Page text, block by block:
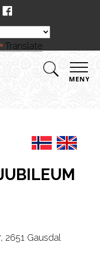
MENY
2651 Gausdal
Translate